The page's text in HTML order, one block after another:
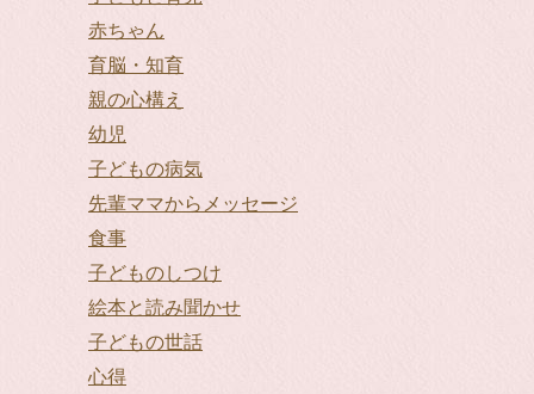
赤ちゃん
育脳・知育
親の心構え
幼児
子どもの病気
先輩ママからメッセージ
食事
子どものしつけ
絵本と読み聞かせ
子どもの世話
心得